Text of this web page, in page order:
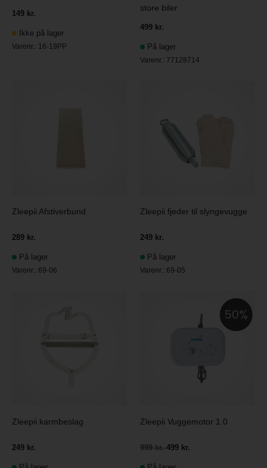
149 kr.
Ikke på lager
Varenr.: 16-19PP
store biler
499 kr.
På lager
Varenr.: 77128714
Zleepii Afstiverbund
289 kr.
På lager
Varenr.: 69-06
Zleepii fjeder til slyngevugge
249 kr.
På lager
Varenr.: 69-05
Zleepii karmbeslag
249 kr.
50
Zleepii Vuggemotor 1.0
999 kr.499 kr.